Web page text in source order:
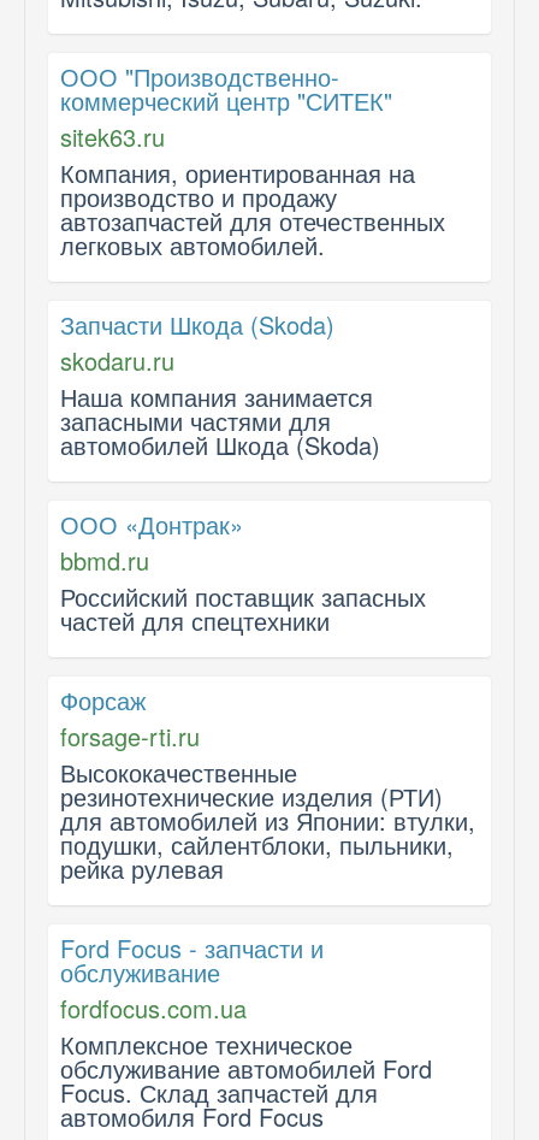
ООО "Производственно-
коммерческий центр "СИТЕК"
sitek63.ru
Компания, ориентированная на
производство и продажу
автозапчастей для отечественных
легковых автомобилей.
Запчасти Шкода (Skoda)
skodaru.ru
Наша компания занимается
запасными частями для
автомобилей Шкода (Skoda)
ООО «Донтрак»
bbmd.ru
Российский поставщик запасных
частей для спецтехники
Форсаж
forsage-rti.ru
Высококачественные
резинотехнические изделия (РТИ)
для автомобилей из Японии: втулки,
подушки, сайлентблоки, пыльники,
рейка рулевая
Ford Focus - запчасти и
обслуживание
fordfocus.com.ua
Комплексное техническое
обслуживание автомобилей Ford
Focus. Склад запчастей для
автомобиля Ford Focus